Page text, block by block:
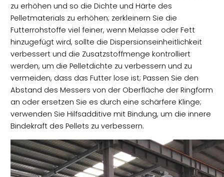
zu erhöhen und so die Dichte und Härte des
Pelletmaterials zu erhöhen; zerkleinern Sie die
Futterrohstoffe viel feiner, wenn Melasse oder Fett
hinzugefügt wird, sollte die Dispersionseinheitlichkeit
verbessert und die Zusatzstoffmenge kontrolliert
werden, um die Pelletdichte zu verbessern und zu
vermeiden, dass das Futter lose ist; Passen Sie den
Abstand des Messers von der Oberfläche der Ringform
an oder ersetzen Sie es durch eine schärfere Klinge;
verwenden Sie Hilfsadditive mit Bindung, um die innere
Bindekraft des Pellets zu verbessern.